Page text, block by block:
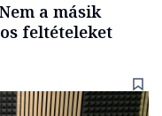
a másik
feltételeket